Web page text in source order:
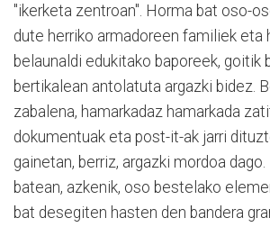
"ikerketa zentroan". Horma bat oso-
dute herriko armadoreen familiek eta
belaunaldi edukitako baporeek, goitik
bertikalean antolatuta argazki bidez.
zabalena, hamarkadaz hamarkada
dokumentuak eta post-it-ak jarri
gainetan, berriz, argazki mordoa
batean, azkenik, oso bestelako
bat desegiten hasten den bandera